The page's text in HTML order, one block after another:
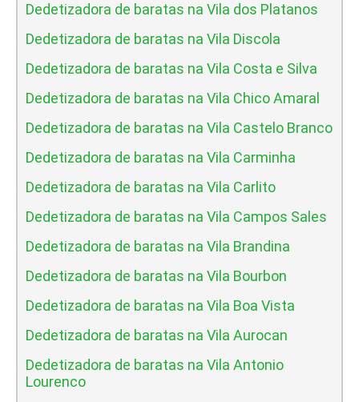
Dedetizadora de baratas na Vila dos Platanos
Dedetizadora de baratas na Vila Discola
Dedetizadora de baratas na Vila Costa e Silva
Dedetizadora de baratas na Vila Chico Amaral
Dedetizadora de baratas na Vila Castelo Branco
Dedetizadora de baratas na Vila Carminha
Dedetizadora de baratas na Vila Carlito
Dedetizadora de baratas na Vila Campos Sales
Dedetizadora de baratas na Vila Brandina
Dedetizadora de baratas na Vila Bourbon
Dedetizadora de baratas na Vila Boa Vista
Dedetizadora de baratas na Vila Aurocan
Dedetizadora de baratas na Vila Antonio
Lourenco